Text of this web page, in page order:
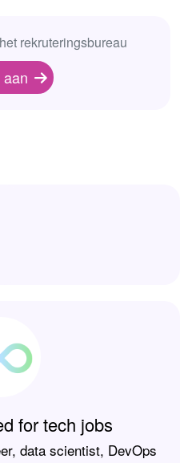
rekruteringsbureau
for tech jobs
data scientist, DevOps